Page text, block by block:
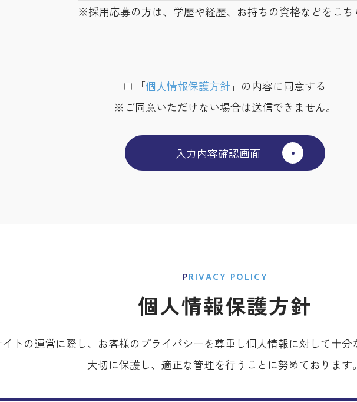
※採用応募の方は、学歴や経歴、お持ちの資格などをこち
「個⼈情報保護⽅針」の内容に同意する
※ご同意いただけない場合は送信できません。
PRIVACY POLICY
個人情報保護方針
トの運営に際し、お客様のプライバシーを尊重し個人情報に対して十分
大切に保護し、適正な管理を行うことに努めております。